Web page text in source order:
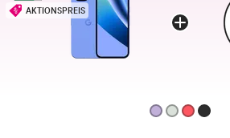
AKTIONSPREIS